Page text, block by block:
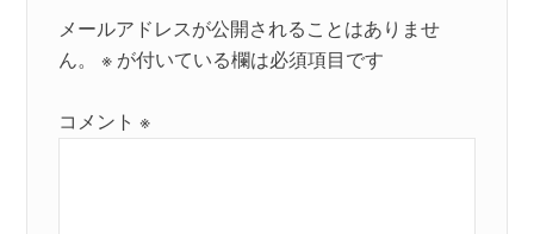
メールアドレスが公開されることはありませ
ん。
※ が付いている欄は必須項目です
コメント※